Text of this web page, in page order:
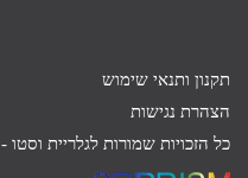
תקנון ותנאי שימוש
הצהרת נגישות
כל הזכויות שמורות לגלריית וסטו -